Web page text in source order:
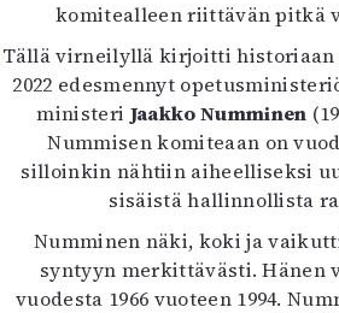
Lehdet
4/2026
2–3/2026
1/2026
6/2025
5/2025 saame
5/2025
Lehtiarkisto
Info
komitealleen riittävän pitkä
Tällä virneilyllä kirjoitti historiaan
2022 edesmennyt
ministeri Jaakko Numminen
Nummisen komiteaan on
silloinkin nähtiin aiheelliseksi
sisäistä hallinnollista
Numminen näki, koki ja
syntyyn merkittävästi. Hänen
vuodesta 1966 vuoteen 1994.